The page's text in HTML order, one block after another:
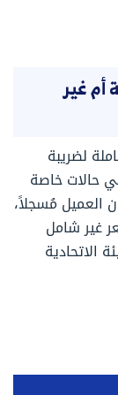
غير
لضريبة
حالات خاصة
العميل مُسجلاً،
غير شامل
الاتحادية